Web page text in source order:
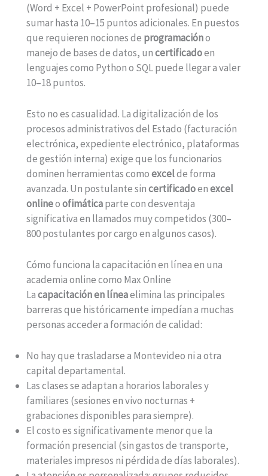
(Word + Excel + PowerPoint profesional) puede
sumar hasta 10–15 puntos adicionales. En puestos
que requieren nociones de programacióno
manejo de bases de datos, uncertificadoen
lenguajes como Python o SQL puede llegar a valer
10–18 puntos.
Esto no es casualidad. La digitalización de los
procesos administrativos del Estado (facturación
electrónica, expediente electrónico, plataformas
de gestión interna) exige que los funcionarios
dominen herramientas comoexcelde forma
avanzada. Un postulante sincertificadoenexcel
onlineoofimáticaparte con desventaja
significativa en llamados muy competidos (300–
800 postulantes por cargo en algunos casos).
Cómo funciona la capacitación en línea en una
academia online como Max Online
Lacapacitación en líneaelimina las principales
barreras que históricamente impedían a muchas
personas acceder a formación de calidad:
No hay que trasladarse a Montevideo ni a otra
capital departamental.
Las clases se adaptan a horarios laborales y
familiares (sesiones en vivo nocturnas +
grabaciones disponibles para siempre).
El costo es significativamente menor que la
formación presencial (sin gastos de transporte,
materiales impresos ni pérdida de días laborales).